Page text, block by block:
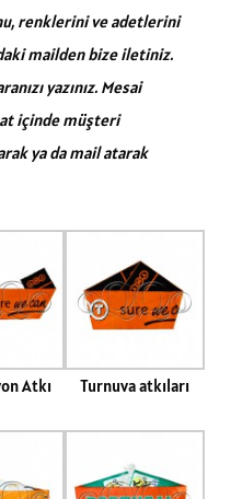
renklerini ve adetlerini
mailden bize iletiniz.
yazınız. Mesai
içinde müşteri
ya da mail atarak
Atkı Turnuva atkıları